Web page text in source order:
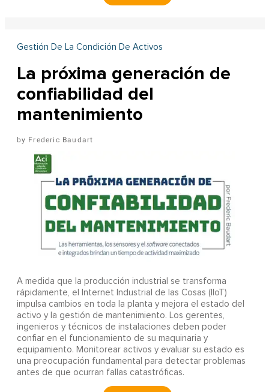
Gestión De La Condición De Activos
La próxima generación de
confiabilidad del
mantenimiento
Frederic Baudart
A medida que la producción industrial se transforma
rápidamente, el Internet Industrial de las Cosas (IIoT)
impulsa cambios en toda la planta y mejora el estado del
activo y la gestión de mantenimiento. Los gerentes,
ingenieros y técnicos de instalaciones deben poder
confiar en el funcionamiento de su maquinaria y
equipamiento. Monitorear activos y evaluar su estado es
una preocupación fundamental para detectar problemas
antes de que ocurran fallas catastróficas.